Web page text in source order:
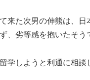
来た次男の伸熊は、日
、劣等感を抱いたそう
学しようと利通に相談